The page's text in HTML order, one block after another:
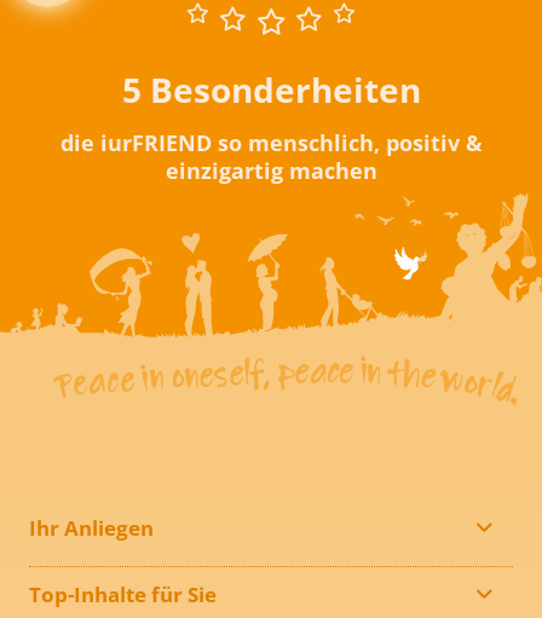
5 Besonderheiten
die iurFRIEND so menschlich, positiv &
einzigartig machen
Ihr Anliegen
Top-Inhalte für Sie